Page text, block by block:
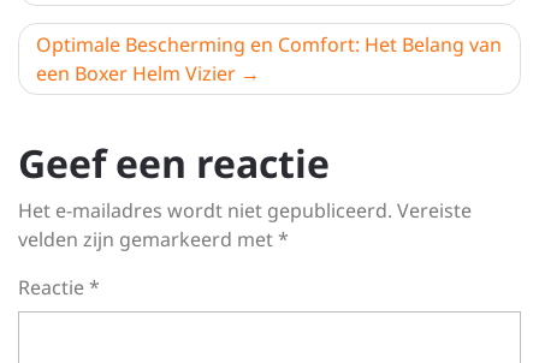
Optimale Bescherming en Comfort: Het Belang van
een Boxer Helm Vizier
Geef een reactie
Het e-mailadres wordt niet gepubliceerd. Vereiste
velden zijn gemarkeerd met*
Reactie*